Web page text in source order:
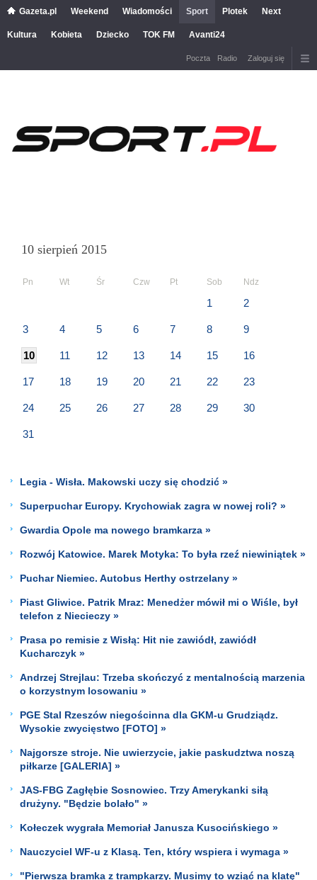
Gazeta.pl Weekend Wiadomości Sport Plotek Next
Kultura Kobieta Dziecko TOK FM Avanti24
Poczta Radio Zaloguj się
10 sierpień 2015
Pn Wt Śr Czw Pt Sob Ndz
1 2
3 4 5 6 7 8 9
10 11 12 13 14 15 16
17 18 19 20 21 22 23
24 25 26 27 28 29 30
31
Legia - Wisła. Makowski uczy się chodzić »
Superpuchar Europy. Krychowiak zagra w nowej roli? »
Gwardia Opole ma nowego bramkarza »
Rozwój Katowice. Marek Motyka: To była rzeź niewiniątek »
Puchar Niemiec. Autobus Herthy ostrzelany »
Piast Gliwice. Patrik Mraz: Menedżer mówił mi o Wiśle, był
telefon z Niecieczy »
Prasa po remisie z Wisłą: Hit nie zawiódł, zawiódł
Kucharczyk »
Andrzej Strejlau: Trzeba skończyć z mentalnością marzenia
o korzystnym losowaniu »
PGE Stal Rzeszów niegościnna dla GKM-u Grudziądz.
Wysokie zwycięstwo [FOTO] »
Najgorsze stroje. Nie uwierzycie, jakie paskudztwa noszą
piłkarze [GALERIA] »
JAS-FBG Zagłębie Sosnowiec. Trzy Amerykanki siłą
drużyny. "Będzie bolało" »
Kołeczek wygrała Memoriał Janusza Kusocińskiego »
Nauczyciel WF-u z Klasą. Ten, który wspiera i wymaga »
"Pierwsza bramka z trampkarzy. Musimy to wziąć na klatę"